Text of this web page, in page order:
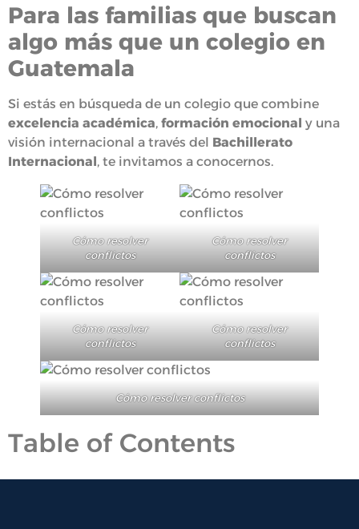
Para las familias que buscan
algo más que un colegio en
Guatemala
Si estás en búsqueda de un colegio que combine
excelencia académica, formación emocional y una
visión internacional a través del Bachillerato
Internacional, te invitamos a conocernos.
Cómo resolver
conflictos
Cómo resolver
conflictos
Cómo resolver
conflictos
Cómo resolver
conflictos
Cómo resolver conflictos
Table of Contents